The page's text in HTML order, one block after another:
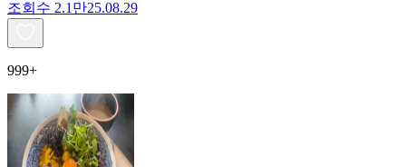
조회수 2.1만25.08.29
999+